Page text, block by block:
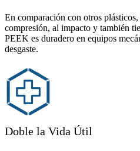
En comparación con otros
compresión, al impacto y también
PEEK es duradero en equipos
desgaste.
Doble la Vida Útil